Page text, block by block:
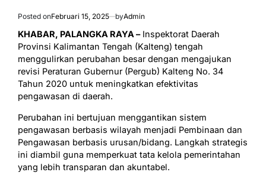
Posted onFebruari 15, 2025 byAdmin
KHABAR, PALANGKA RAYA –Inspektorat Daerah
Provinsi Kalimantan Tengah (Kalteng) tengah
menggulirkan perubahan besar dengan mengajukan
revisi Peraturan Gubernur (Pergub) Kalteng No. 34
Tahun 2020 untuk meningkatkan efektivitas
pengawasan di daerah.
Perubahan ini bertujuan menggantikan sistem
pengawasan berbasis wilayah menjadi Pembinaan dan
Pengawasan berbasis urusan/bidang. Langkah strategis
ini diambil guna memperkuat tata kelola pemerintahan
yang lebih transparan dan akuntabel.